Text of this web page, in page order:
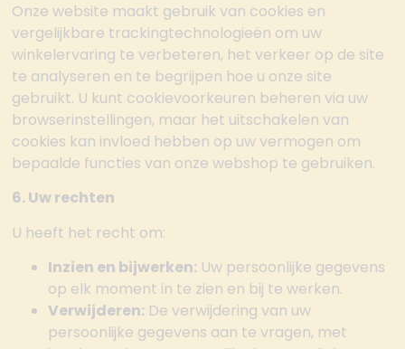
Onze website maakt gebruik van cookies en
vergelijkbare trackingtechnologieën om uw
winkelervaring te verbeteren, het verkeer op de site
te analyseren en te begrijpen hoe u onze site
gebruikt. U kunt cookievoorkeuren beheren via uw
browserinstellingen, maar het uitschakelen van
cookies kan invloed hebben op uw vermogen om
bepaalde functies van onze webshop te gebruiken.
6. Uw rechten
U heeft het recht om:
Inzien en bijwerken: Uw persoonlijke gegevens
op elk moment in te zien en bij te werken.
Verwijderen: De verwijdering van uw
persoonlijke gegevens aan te vragen, met